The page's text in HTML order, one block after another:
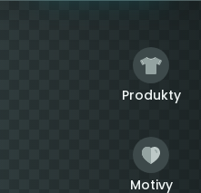
Produkty
Motivy